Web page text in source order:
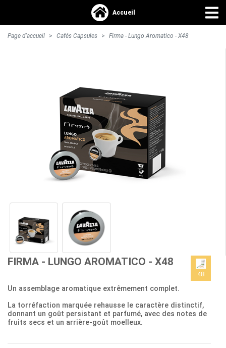
Accueil
S'identifier >
Accessoires Boissons chaudes
Page d'accueil Cafés Capsules Firma - Lungo Aromatico - X48
FIRMA - LUNGO AROMATICO - X48
48
Un assemblage aromatique extrêmement complet.
La torréfaction marquée rehausse le caractère distinctif,
donnant un goût persistant et parfumé, avec des notes de
fruits secs et un arrière-goût moelleux.